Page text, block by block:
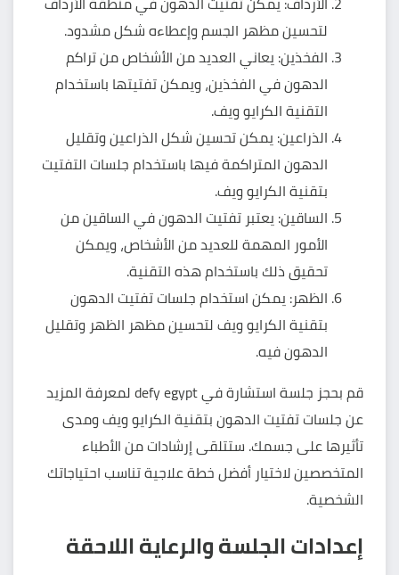
لتحسين مظهر الجسم وإعطاءه شكل مشدود.
الفخذين: يعاني العديد من الأشخاص من تراكم
الدهون في الفخذين، ويمكن تفتيتها باستخدام
التقنية الكرايو ويف.
الذراعين: يمكن تحسين شكل الذراعين وتقليل
الدهون المتراكمة فيها باستخدام جلسات التفتيت
بتقنية الكرايو ويف.
الساقين: يعتبر تفتيت الدهون في الساقين من
الأمور المهمة للعديد من الأشخاص، ويمكن
تحقيق ذلك باستخدام هذه التقنية.
الظهر: يمكن استخدام جلسات تفتيت الدهون
بتقنية الكرايو ويف لتحسين مظهر الظهر وتقليل
الدهون فيه.
قم بحجز جلسة استشارة في defy egypt لمعرفة المزيد
عن جلسات تفتيت الدهون بتقنية الكرايو ويف ومدى
تأثيرها على جسمك. ستتلقى إرشادات من الأطباء
المتخصصين لاختيار أفضل خطة علاجية تناسب احتياجاتك
الشخصية.
إعدادات الجلسة والرعاية اللاحقة